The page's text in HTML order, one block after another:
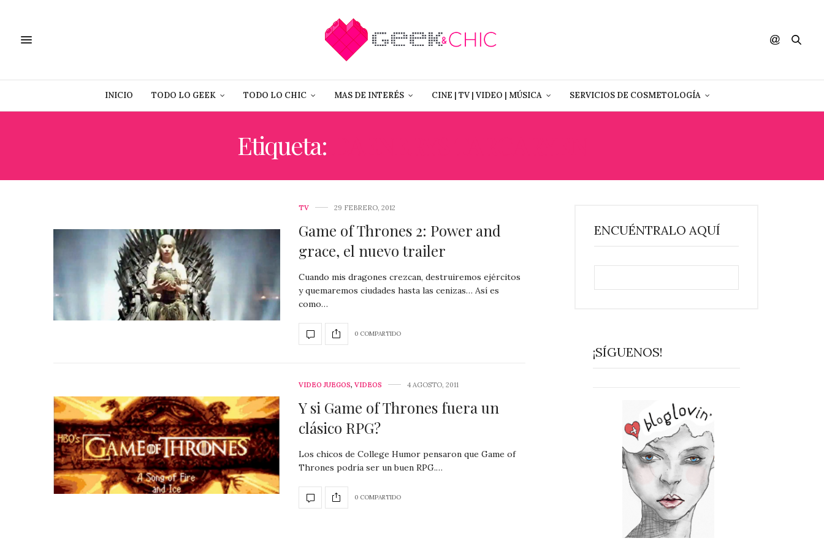
INICIO TODO LO GEEK TODO LO CHIC MAS DE INTERÉS CINE | TV | VIDEO | MÚSICA SERVICIOS DE COSMETOLOGÍA
Etiqueta:
TV 29 FEBRERO, 2012
Game of Thrones 2: Power and
grace, el nuevo trailer
Cuando mis dragones crezcan, destruiremos ejércitos
y quemaremos ciudades hasta las cenizas… Así es
como…
0 COMPARTIDO
VIDEO JUEGOS, VIDEOS 4 AGOSTO, 2011
Y si Game of Thrones fuera un
clásico RPG?
Los chicos de College Humor pensaron que Game of
Thrones podría ser un buen RPG.…
0 COMPARTIDO
ENCUÉNTRALO AQUÍ
¡SÍGUENOS!